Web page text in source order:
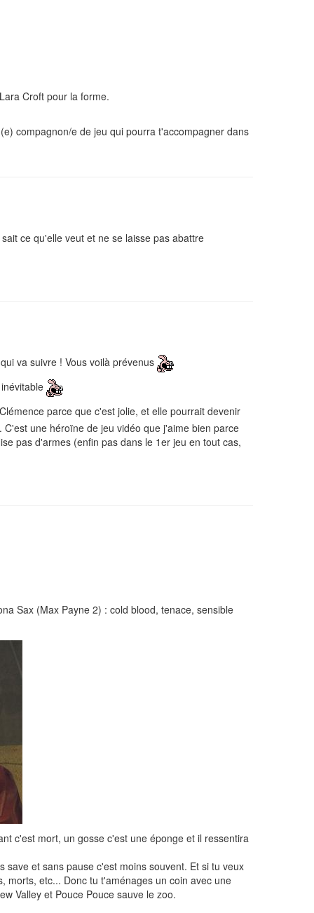
Croft pour la forme.
compagnon/e de jeu qui pourra t'accompagner dans
ce qu'elle veut et ne se laisse pas abattre
va suivre ! Vous voilà prévenus
parce que c'est jolie, et elle pourrait devenir
une héroïne de jeu vidéo que j'aime bien parce
pas d'armes (enfin pas dans le 1er jeu en tout cas,
Sax (Max Payne 2) : cold blood, tenace, sensible
c'est mort, un gosse c'est une éponge et il ressentira
et sans pause c'est moins souvent. Et si tu veux
morts, etc... Donc tu t'aménages un coin avec une
Valley et Pouce Pouce sauve le zoo.